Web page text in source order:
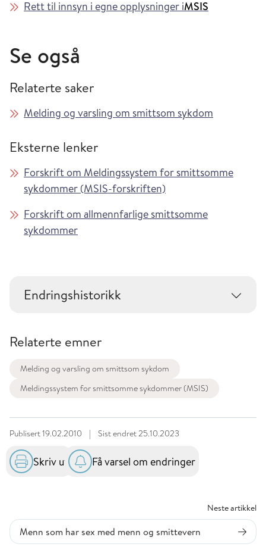
Rett til innsyn i egne opplysninger iMSIS
Se også
Relaterte saker
Melding og varsling om smittsom sykdom
Eksterne lenker
Forskrift om Meldingssystem for smittsomme
sykdommer (MSIS-forskriften)
Forskrift om allmennfarlige smittsomme
sykdommer
Endringshistorikk
Relaterte emner
Melding og varsling om smittsom sykdom
Meldingssystem for smittsomme sykdommer (MSIS)
Publisert19.02.2010 | Sist endret25.10.2023
Skriv ut Få varsel om endringer
Neste artikkel
Menn som har sex med menn og smittevern